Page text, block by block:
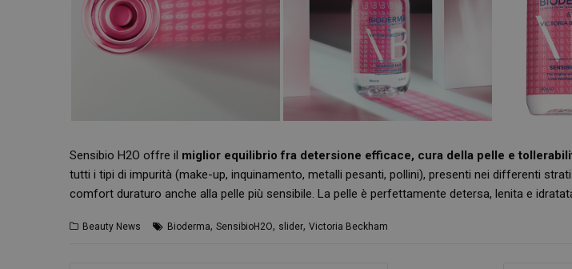
Sensibio H2O offre il miglior equilibrio fra detersione efficace, cura della pelle e
tutti i tipi di impurità (make-up, inquinamento, metalli pesanti, pollini), presenti nei differenti
comfort duraturo anche alla pelle più sensibile. La pelle è perfettamente detersa, lenita e
Beauty News Bioderma, SensibioH2O, slider, Victoria Beckham
Google LLC
.panoramacosmetico.it
1 anno 1
mese
_ga_YJ0035S3E9
.panoramacosmetico.it
CookieScriptConsent
CookieScript
www.panoramacosmetico.it
5 mesi 3